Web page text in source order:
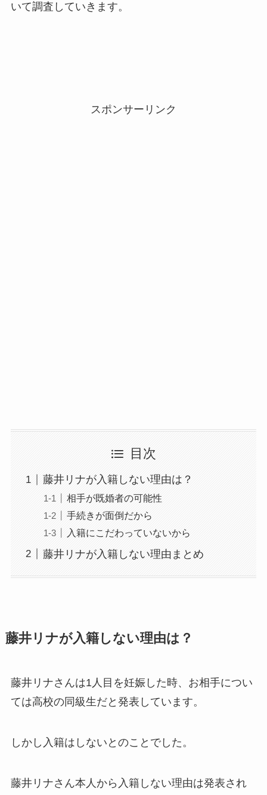
いて調査していきます。
スポンサーリンク
目次
藤井リナが入籍しない理由は？
相手が既婚者の可能性
手続きが面倒だから
入籍にこだわっていないから
藤井リナが入籍しない理由まとめ
藤井リナが入籍しない理由は？
藤井リナさんは1人目を妊娠した時、お相手につい
ては高校の同級生だと発表しています。
しかし入籍はしないとのことでした。
藤井リナさん本人から入籍しない理由は発表され